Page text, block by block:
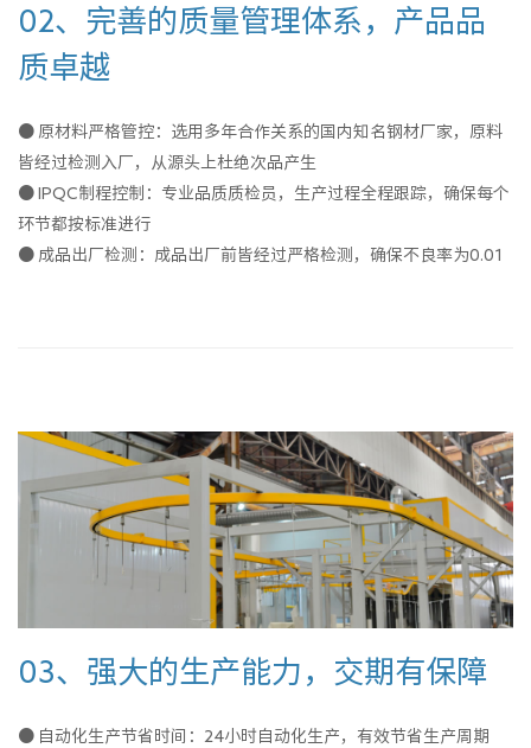
02、完善的质量管理体系，产品品
质卓越
● 原材料严格管控：选用多年合作关系的国内知名钢材厂家，原料
皆经过检测入厂，从源头上杜绝次品产生
● IPQC制程控制：专业品质质检员，生产过程全程跟踪，确保每个
环节都按标准进行
● 成品出厂检测：成品出厂前皆经过严格检测，确保不良率为0.01
03、强大的生产能力，交期有保障
● 自动化生产节省时间：24小时自动化生产，有效节省生产周期